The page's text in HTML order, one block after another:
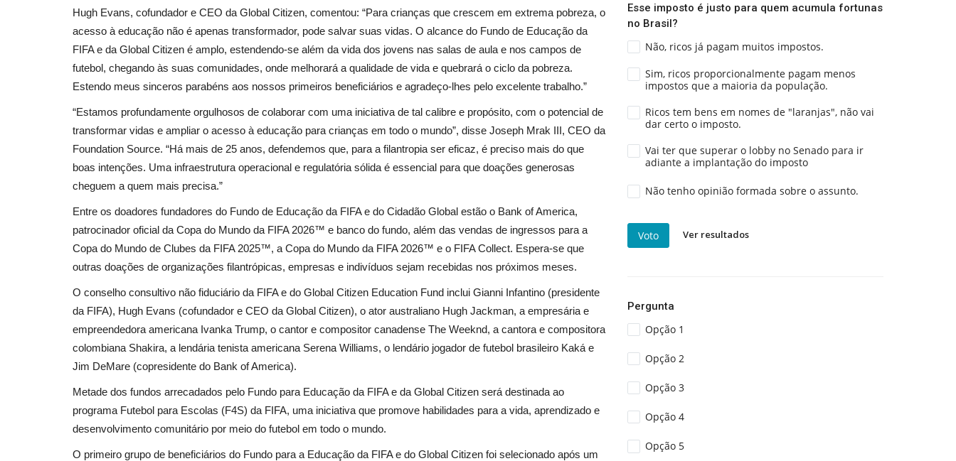
Hugh Evans, cofundador e CEO da Global Citizen, comentou: “Para crianças que crescem em extrema pobreza, o
acesso à educação não é apenas transformador, pode salvar suas vidas. O alcance do Fundo de Educação da
FIFA e da Global Citizen é amplo, estendendo-se além da vida dos jovens nas salas de aula e nos campos de
futebol, chegando às suas comunidades, onde melhorará a qualidade de vida e quebrará o ciclo da pobreza.
Estendo meus sinceros parabéns aos nossos primeiros beneficiários e agradeço-lhes pelo excelente trabalho.”
“Estamos profundamente orgulhosos de colaborar com uma iniciativa de tal calibre e propósito, com o potencial de
transformar vidas e ampliar o acesso à educação para crianças em todo o mundo”, disse Joseph Mrak III, CEO da
Foundation Source. “Há mais de 25 anos, defendemos que, para a filantropia ser eficaz, é preciso mais do que
boas intenções. Uma infraestrutura operacional e regulatória sólida é essencial para que doações generosas
cheguem a quem mais precisa.”
Entre os doadores fundadores do Fundo de Educação da FIFA e do Cidadão Global estão o Bank of America,
patrocinador oficial da Copa do Mundo da FIFA 2026™ e banco do fundo, além das vendas de ingressos para a
Copa do Mundo de Clubes da FIFA 2025™, a Copa do Mundo da FIFA 2026™ e o FIFA Collect. Espera-se que
outras doações de organizações filantrópicas, empresas e indivíduos sejam recebidas nos próximos meses.
O conselho consultivo não fiduciário da FIFA e do Global Citizen Education Fund inclui Gianni Infantino (presidente
da FIFA), Hugh Evans (cofundador e CEO da Global Citizen), o ator australiano Hugh Jackman, a empresária e
empreendedora americana Ivanka Trump, o cantor e compositor canadense The Weeknd, a cantora e compositora
colombiana Shakira, a lendária tenista americana Serena Williams, o lendário jogador de futebol brasileiro Kaká e
Jim DeMare (copresidente do Bank of America).
Metade dos fundos arrecadados pelo Fundo para Educação da FIFA e da Global Citizen será destinada ao
programa Futebol para Escolas (F4S) da FIFA, uma iniciativa que promove habilidades para a vida, aprendizado e
desenvolvimento comunitário por meio do futebol em todo o mundo.
O primeiro grupo de beneficiários do Fundo para a Educação da FIFA e do Global Citizen foi selecionado após um
Esse imposto é justo para quem acumula fortunas
no Brasil?
Não, ricos já pagam muitos impostos.
Sim, ricos proporcionalmente pagam menos
impostos que a maioria da população.
Ricos tem bens em nomes de "laranjas", não vai
dar certo o imposto.
Vai ter que superar o lobby no Senado para ir
adiante a implantação do imposto
Não tenho opinião formada sobre o assunto.
Voto Ver resultados
Pergunta
Opção 1
Opção 2
Opção 3
Opção 4
Opção 5